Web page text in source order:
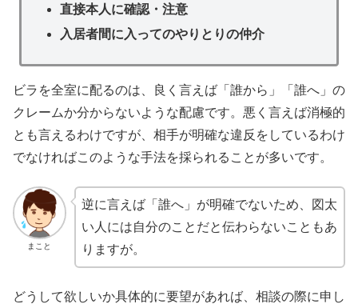
直接本人に確認・注意
入居者間に入ってのやりとりの仲介
ビラを全室に配るのは、良く言えば「誰から」「誰へ」の
クレームか分からないような配慮です。悪く言えば消極的
とも言えるわけですが、相手が明確な違反をしているわけ
でなければこのような手法を採られることが多いです。
まこと
逆に言えば「誰へ」が明確でないため、図太
い人には自分のことだと伝わらないこともあ
りますが。
どうして欲しいか具体的に要望があれば、相談の際に申し